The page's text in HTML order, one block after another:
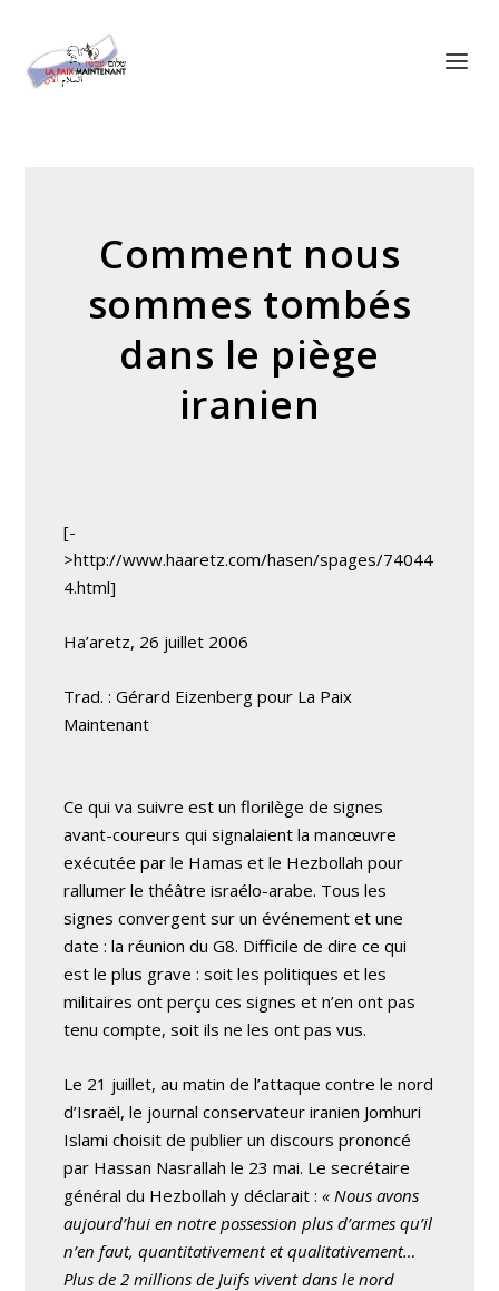
Comment nous
sommes tombés
dans le piège
iranien
[-
>http://www.haaretz.com/hasen/spages/74044
4.html]
Ha’aretz, 26 juillet 2006
Trad. : Gérard Eizenberg pour La Paix
Maintenant
Ce qui va suivre est un florilège de signes
avant-coureurs qui signalaient la manœuvre
exécutée par le Hamas et le Hezbollah pour
rallumer le théâtre israélo-arabe. Tous les
signes convergent sur un événement et une
date : la réunion du G8. Difficile de dire ce qui
est le plus grave : soit les politiques et les
militaires ont perçu ces signes et n’en ont pas
tenu compte, soit ils ne les ont pas vus.
Le 21 juillet, au matin de l’attaque contre le nord
d’Israël, le journal conservateur iranien Jomhuri
Islami choisit de publier un discours prononcé
par Hassan Nasrallah le 23 mai. Le secrétaire
général du Hezbollah y déclarait :« Nous avons
aujourd’hui en notre possession plus d’armes qu’il
n’en faut, quantitativement et qualitativement…
Plus de 2 millions de Juifs vivent dans le nord